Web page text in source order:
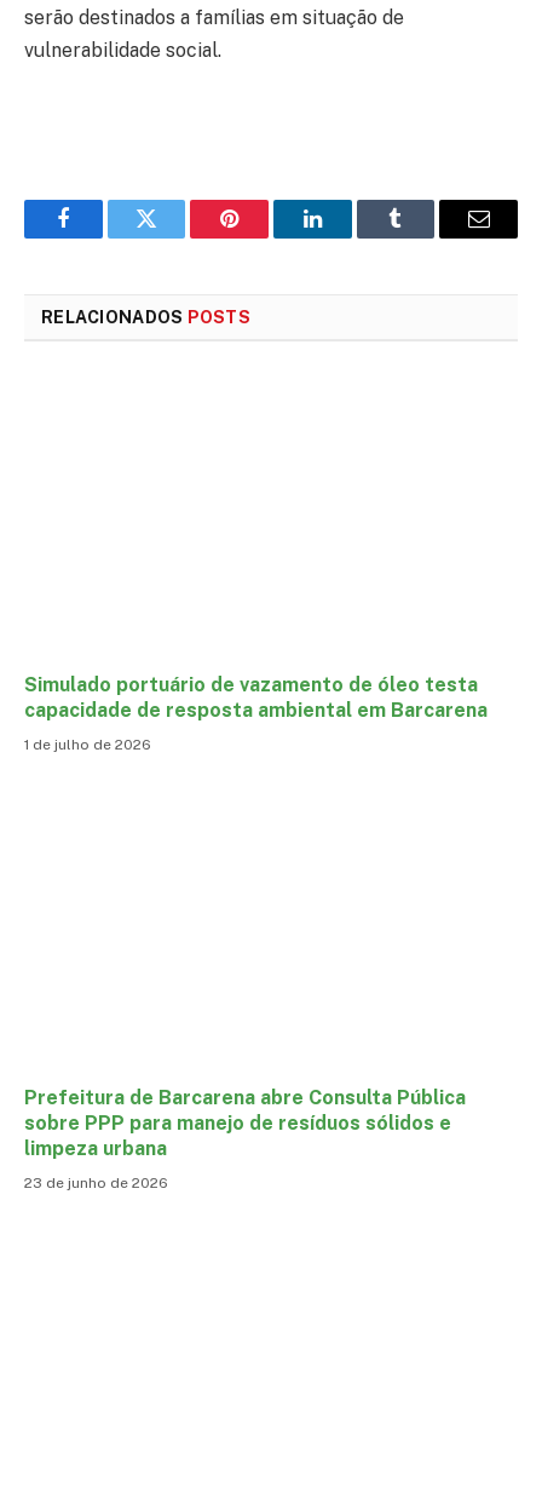
serão destinados a famílias em situação de
vulnerabilidade social.
FacebookTwitter Pinterest LinkedInTumblr
E-
RELACIONADOS POSTS
Simulado portuário de vazamento de óleo testa
capacidade de resposta ambiental em Barcarena
1 de julho de 2026
Prefeitura de Barcarena abre Consulta Pública
sobre PPP para manejo de resíduos sólidos e
limpeza urbana
23 de junho de 2026